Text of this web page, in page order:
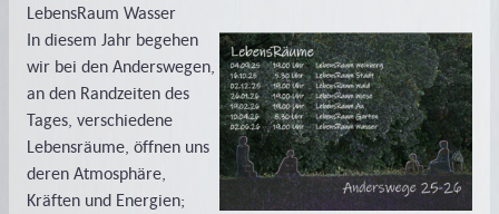
LebensRaum Wasser
In diesem Jahr begehen
wir bei den Anderswegen,
an den Randzeiten des
Tages, verschiedene
Lebensräume, öffnen uns
deren Atmosphäre,
Kräften und Energien;